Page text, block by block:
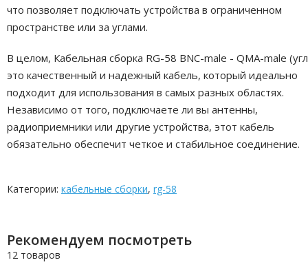
что позволяет подключать устройства в ограниченном
пространстве или за углами.
В целом, Кабельная сборка RG-58 BNC-male - QMA-male
это качественный и надежный кабель, который идеально
подходит для использования в самых разных областях.
Независимо от того, подключаете ли вы антенны,
радиоприемники или другие устройства, этот кабель
обязательно обеспечит четкое и стабильное соединение.
Категории: кабельные сборки, rg-58
Рекомендуем посмотреть
12 товаров